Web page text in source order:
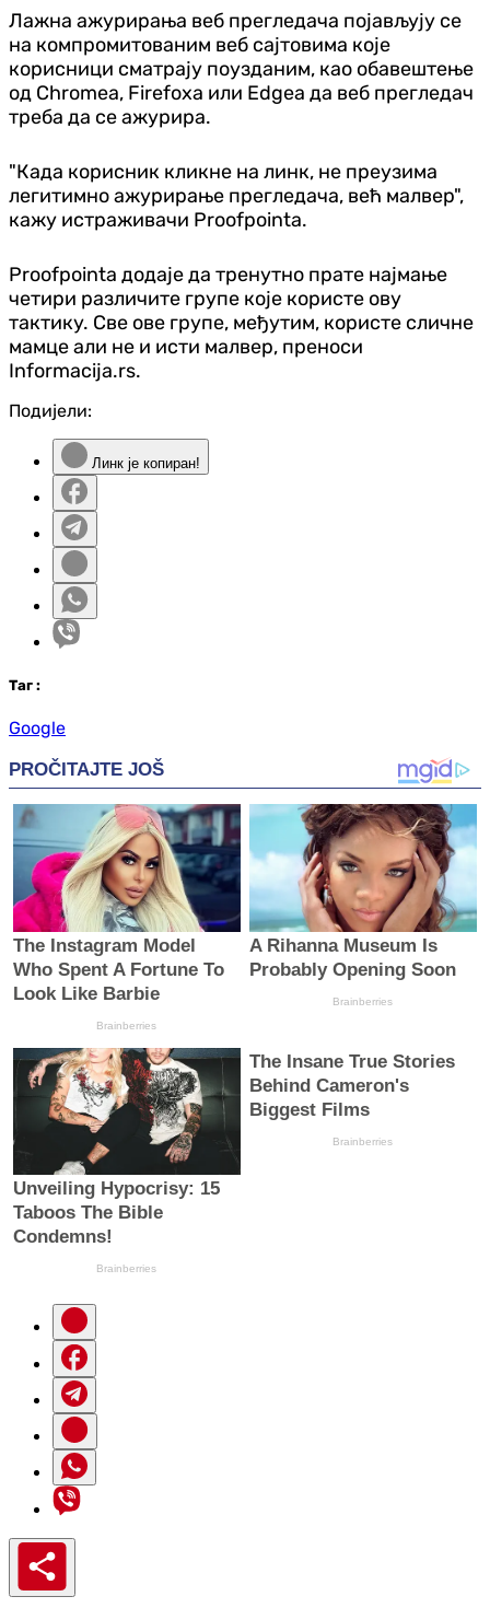
Лажна ажурирања веб прегледача појављују се
на компромитованим веб сајтовима које
корисници сматрају поузданим, као обавештење
од Chromea, Firefoxa или Edgea да веб прегледач
треба да се ажурира.
"Када корисник кликне на линк, не преузима
легитимно ажурирање прегледача, већ малвер",
кажу истраживачи Proofpointa.
Proofpointa додаје да тренутно прате најмање
четири различите групе које користе ову
тактику. Све ове групе, међутим, користе сличне
мамце али не и исти малвер, преноси
Informacija.rs.
Подијели:
Линк је копиран!
Таг :
Google